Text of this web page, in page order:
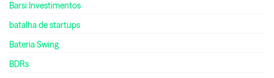
Barsi Investimentos
batalha de startups
Bateria Swing
BDRs